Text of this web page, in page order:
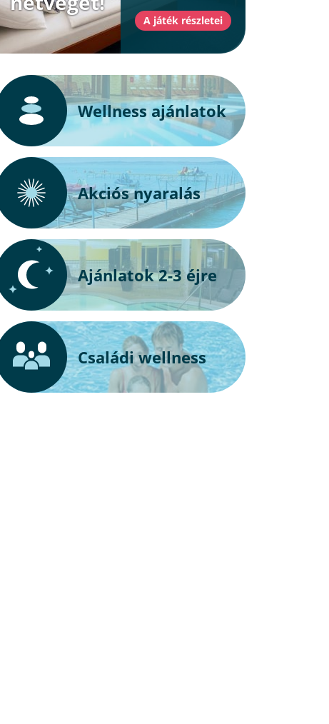
Wellness ajánlatok
Akciós nyaralás
Ajánlatok 2-3 éjre
Családi wellness